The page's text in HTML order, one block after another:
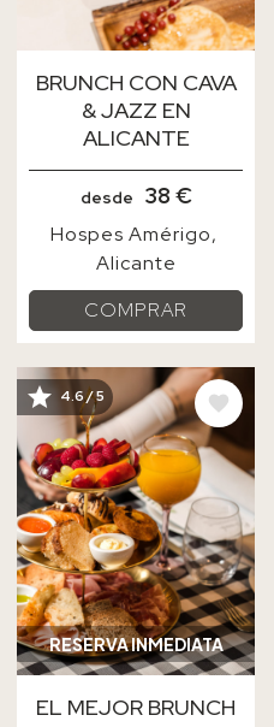
BRUNCH CON CAVA
& JAZZ EN
ALICANTE
desde 38 €
Hospes Amérigo
Alicante
COMPRAR
RESERVA INMEDIATA
IMAGE
4.6 / 5
EL MEJOR BRUNCH